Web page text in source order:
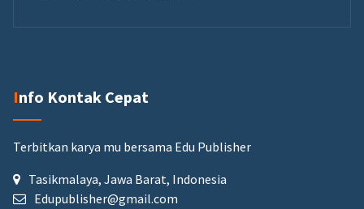
Info Kontak Cepat
Terbitkan karya mu bersama Edu Publisher
Tasikmalaya, Jawa Barat, Indonesia
Edupublisher@gmail.com